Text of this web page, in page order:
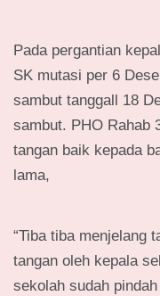
Pada pergantian
SK mutasi per 6
sambut tanggall 18
sambut. PHO Rahab
tangan baik kepada
lama,
“Tiba tiba menjelang
tangan oleh kepala
sekolah sudah